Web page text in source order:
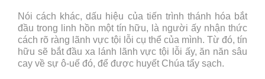
Nói cách khác, dấu hiệu của tiến trình thánh hóa bắt
đầu trong linh hồn một tín hữu, là người ấy nhận thức
cách rõ ràng lãnh vực tội lỗi cụ thể của mình. Từ đó, tín
hữu sẽ bắt đầu xa lánh lãnh vực tội lỗi ấy, ăn năn sâu
cay về sự ô-uế đó, để được huyết Chúa tẩy sạch.